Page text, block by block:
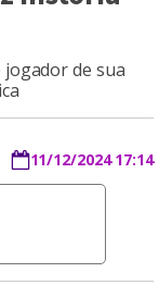
de sua
11/12/2024 17:14